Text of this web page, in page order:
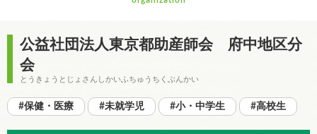
公益社団法人東京都助産師会 府中地区分
会
とうきょうとじょさんしかいふちゅうちくぶんかい
#保健・医療 #未就学児 #小・中学生 #高校生